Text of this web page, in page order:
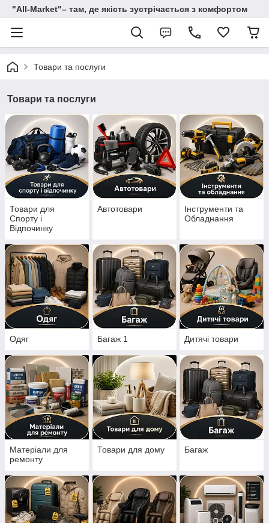
"All-Мarket"– там, де якість зустрічається з комфортом
Товари та послуги
Товари та послуги
Товари для
Спорту і
Відпочинку
Автотовари
Інструменти та
Обладнання
Одяг Багаж 1 Дитячі товари
Матеріали для
ремонту
Товари для дому Багаж